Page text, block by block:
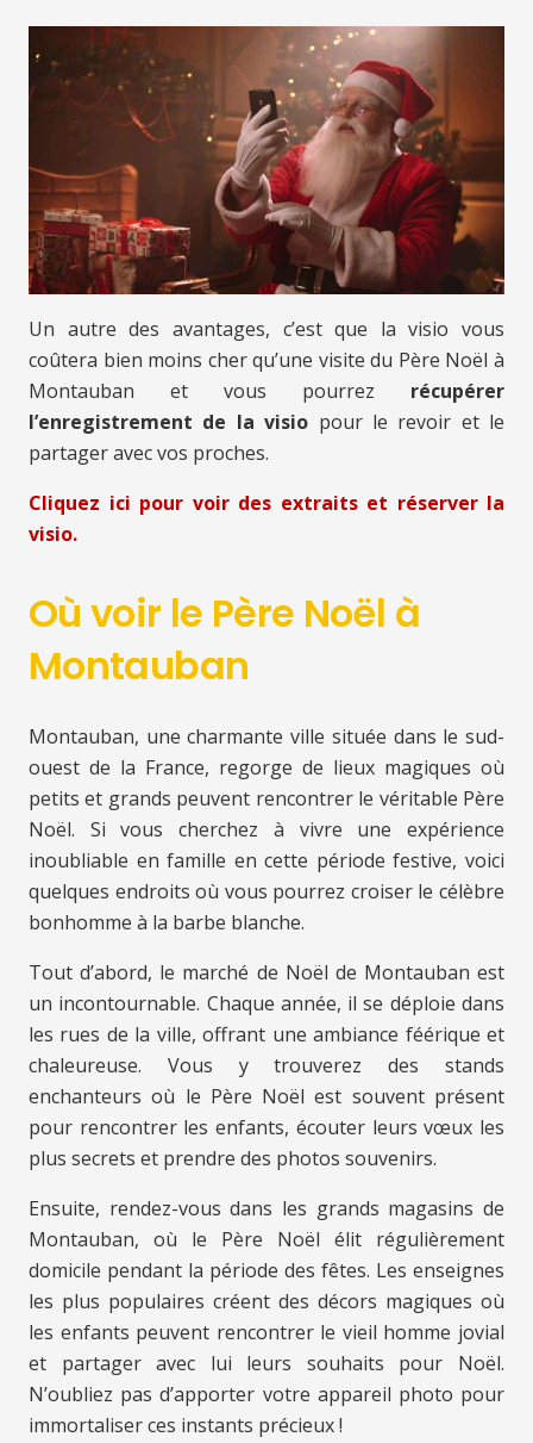
Un autre des avantages, c’est que la visio vous
coûtera bien moins cher qu’une visite du Père Noël à
Montauban et vous pourrez récupérer
l’enregistrement de la visio pour le revoir et le
partager avec vos proches.
Cliquez ici pour voir des extraits et réserver la
visio.
Où voir le Père Noël à
Montauban
Montauban, une charmante ville située dans le sud-
ouest de la France, regorge de lieux magiques où
petits et grands peuvent rencontrer le véritable Père
Noël. Si vous cherchez à vivre une expérience
inoubliable en famille en cette période festive, voici
quelques endroits où vous pourrez croiser le célèbre
bonhomme à la barbe blanche.
Tout d’abord, le marché de Noël de Montauban est
un incontournable. Chaque année, il se déploie dans
les rues de la ville, offrant une ambiance féérique et
chaleureuse. Vous y trouverez des stands
enchanteurs où le Père Noël est souvent présent
pour rencontrer les enfants, écouter leurs vœux les
plus secrets et prendre des photos souvenirs.
Ensuite, rendez-vous dans les grands magasins de
Montauban, où le Père Noël élit régulièrement
domicile pendant la période des fêtes. Les enseignes
les plus populaires créent des décors magiques où
les enfants peuvent rencontrer le vieil homme jovial
et partager avec lui leurs souhaits pour Noël.
N’oubliez pas d’apporter votre appareil photo pour
immortaliser ces instants précieux !